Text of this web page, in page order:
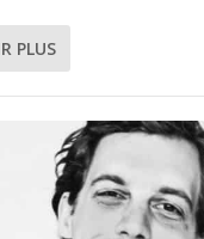
PLUS